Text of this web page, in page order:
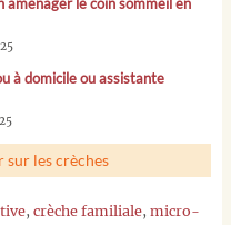
aménager le coin sommeil en
à domicile ou assistante
sur les crèches
, crèche familiale, micro-